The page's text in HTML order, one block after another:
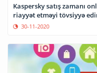
Kaspersky satış zamanı
riayyət etməyi tövsiyyə
30-11-2020